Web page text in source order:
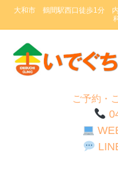
大和市 鶴間駅西口徒歩1分
ご予約・